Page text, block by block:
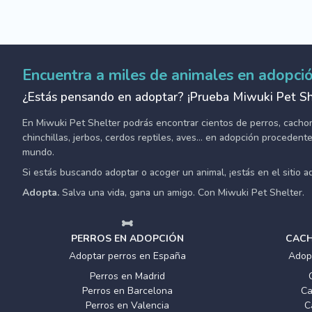
Encuentra a miles de animales en
¿Estás pensando en adoptar? ¡Prueba Miwuki Pet
En Miwuki Pet Shelter podrás encontrar cientos de perros,
chinchillas, jerbos, cerdos reptiles, aves... en adopción
mundo.
Si estás buscando adoptar o acoger un animal, ¡estás en el sitio
Adopta. Salva una vida, gana un amigo. Con Miwuki Pet Shelter.
PERROS EN ADOPCIÓN
Adoptar perros en España
Perros en Madrid
Perros en Barcelona
Perros en Valencia